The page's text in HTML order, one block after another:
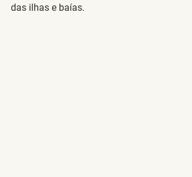
das ilhas e baías.